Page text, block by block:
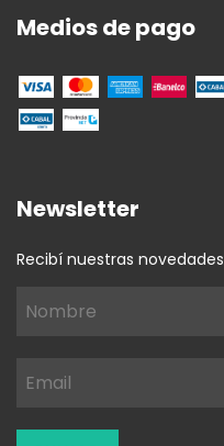
Medios de pago
Newsletter
Recibí nuestras novedades